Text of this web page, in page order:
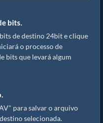
bits.
de destino 24bit e clique
o processo de
bits que levará algum
para salvar o arquivo
selecionada.